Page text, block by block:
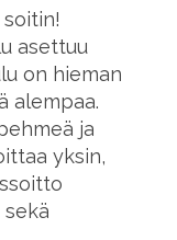
asettuu
on hieman
alempaa.
ja
yksin,